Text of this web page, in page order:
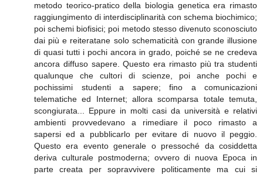
metodo teorico-pratico della biologia genetica era rimasto
raggiungimento di interdisciplinarità con schema biochimico;
poi schemi biofisici; poi metodo stesso divenuto sconosciuto
dai più e reiteratane solo schematicità con grande illusione
di quasi tutti i pochi ancora in grado, poiché se ne credeva
ancora diffuso sapere. Questo era rimasto più tra studenti
qualunque che cultori di scienze, poi anche pochi e
pochissimi studenti a sapere; fino a comunicazioni
telematiche ed Internet; allora scomparsa totale temuta,
scongiurata... Eppure in molti casi da università e relativi
ambienti provvedevano a rimediare il poco rimasto a
sapersi ed a pubblicarlo per evitare di nuovo il peggio.
Questo era evento generale o pressoché da cosiddetta
deriva culturale postmoderna; ovvero di nuova Epoca in
parte creata per sopravvivere politicamente ma cui si